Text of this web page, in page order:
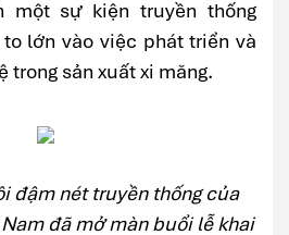
một sự kiện truyền thống
lớn vào việc phát triển và
trong sản xuất xi măng.
đậm nét truyền thống của
đã mở màn buổi lễ khai